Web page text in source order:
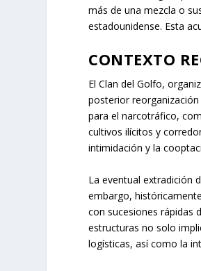
La resolución 261
Unidos. Los cargos
más de una mezcla o
estadounidense. Esta
CONTEXTO